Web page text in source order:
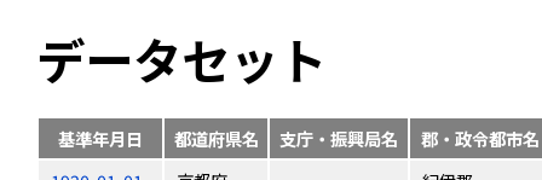
データセット
基準年月日 都道府県名 支庁・振興局名
郡・政令都市名